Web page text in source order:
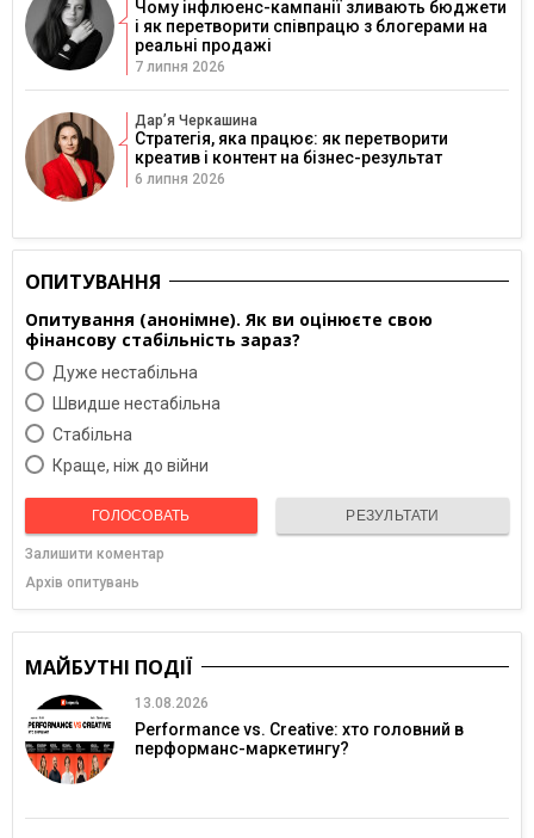
Чому інфлюенс-кампанії зливають бюджети
і як перетворити співпрацю з блогерами на
реальні продажі
7 липня 2026
Дарʼя Черкашина
Стратегія, яка працює: як перетворити
креатив і контент на бізнес-результат
6 липня 2026
ОПИТУВАННЯ
Опитування (анонімне). Як ви оцінюєте свою
фінансову стабільність зараз?
Дуже нестабільна
Швидше нестабільна
Cтабільна
Краще, ніж до війни
ГОЛОСОВАТЬ РЕЗУЛЬТАТИ
Залишити коментар
Архів опитувань
МАЙБУТНІ ПОДІЇ
13.08.2026
Performance vs. Creative: хто головний в
перформанс-маркетингу?